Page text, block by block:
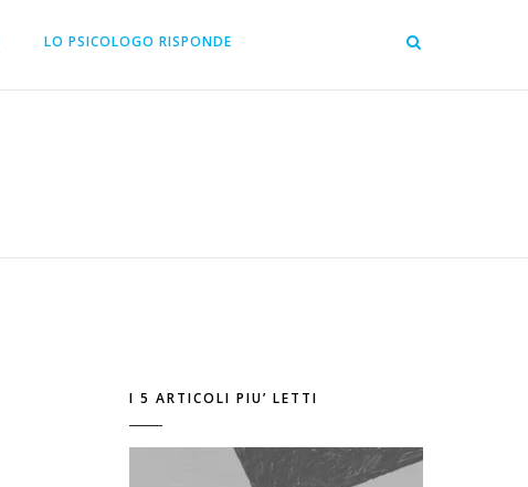
LO PSICOLOGO RISPONDE
I 5 ARTICOLI PIU’ LETTI